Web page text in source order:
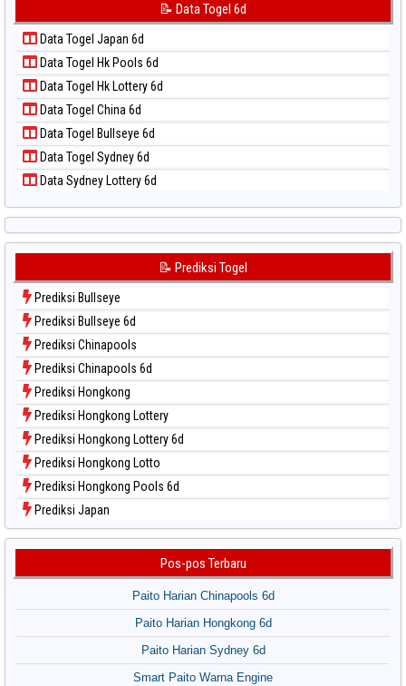
📝 Pola Dasar Taiwan
Data Togel Kuda Lari
Data Togel Magnum Cambodia
Data Togel Nagoya
Data Togel North Carolina Day
Data Togel Pcso
Data Togel Sao Paulo
Data Togel Singapore
Data Togel Sydney
Data Togel Sydney Lottery
Data Togel Sydney Lottery 6d
Data Togel Sydney Lotto
Data Togel Sydney Pools 6d
Data Togel Taipei
Data Togel Taiwan
📝 Data Togel 6d
Data Togel Japan 6d
Data Togel Hk Pools 6d
Data Togel Hk Lottery 6d
Data Togel China 6d
Data Togel Bullseye 6d
Data Togel Sydney 6d
Data Sydney Lottery 6d
📝 Prediksi Togel
Prediksi Bullseye
Prediksi Bullseye 6d
Prediksi Chinapools
Prediksi Chinapools 6d
Prediksi Hongkong
Prediksi Hongkong Lottery
Prediksi Hongkong Lottery 6d
Prediksi Hongkong Lotto
Prediksi Hongkong Pools 6d
Prediksi Japan
Prediksi Japan 6d
Prediksi Kuda Lari
Prediksi Magnum Cambodia
Prediksi North Carolina Day
Pos-pos Terbaru
Paito Harian Chinapools 6d
Paito Harian Hongkong 6d
Paito Harian Sydney 6d
Smart Paito Warna Engine